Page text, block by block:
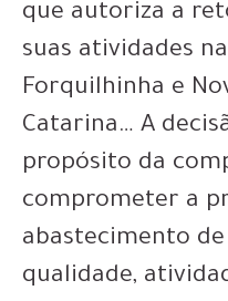
que autoriza a
suas atividades
Forquilhinha e
Catarina… A
propósito da
comprometer a
abastecimento
qualidade,